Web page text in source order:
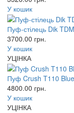
У кошик
Пуф-стілець Dik
3700.00 грн.
У кошик
УЦІНКА
Пуф Crush T110 Blue
4800.00 грн.
У кошик
УЦІНКА